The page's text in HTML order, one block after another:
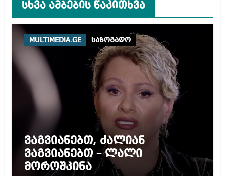
სხვა ამბების წაკითხვა
MULTIMEDIA.GE საზოგადო
ვაგვიანებთ, ძალიან
ვაგვიანებთ – ლალი
მოროშკინა